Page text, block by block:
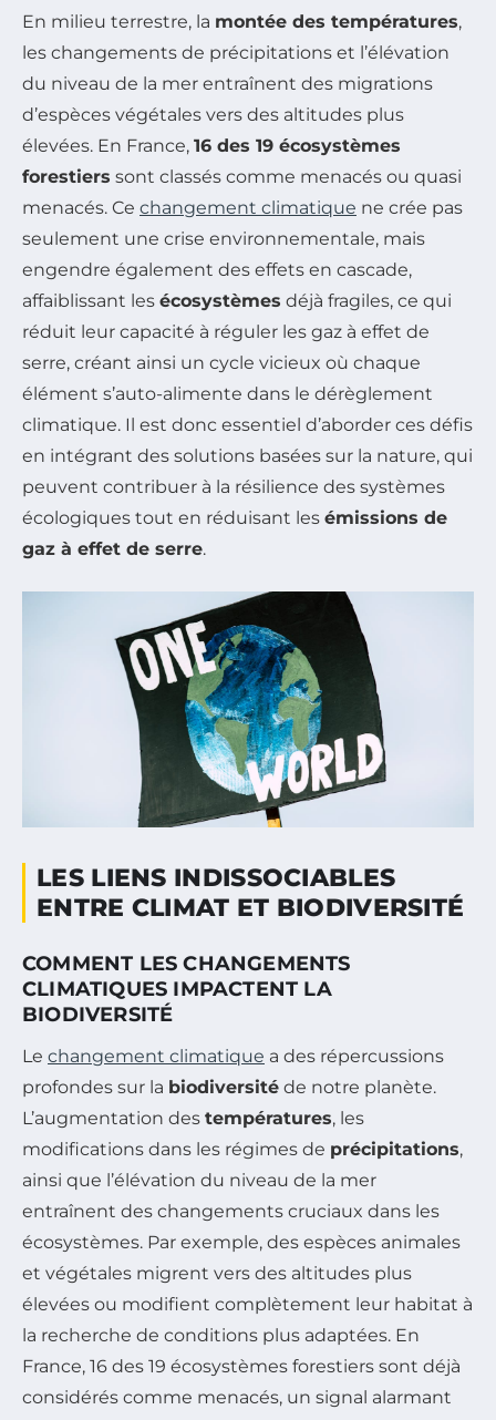
En milieu terrestre, la montée des températures,
les changements de précipitations et l’élévation
du niveau de la mer entraînent des migrations
d’espèces végétales vers des altitudes plus
élevées. En France, 16 des 19 écosystèmes
forestiers sont classés comme menacés ou quasi
menacés. Ce changement climatique ne crée pas
seulement une crise environnementale, mais
engendre également des effets en cascade,
affaiblissant les écosystèmes déjà fragiles, ce qui
réduit leur capacité à réguler les gaz à effet de
serre, créant ainsi un cycle vicieux où chaque
élément s’auto-alimente dans le dérèglement
climatique. Il est donc essentiel d’aborder ces défis
en intégrant des solutions basées sur la nature, qui
peuvent contribuer à la résilience des systèmes
écologiques tout en réduisant les émissions de
gaz à effet de serre.
LES LIENS INDISSOCIABLES
ENTRE CLIMAT ET BIODIVERSITÉ
COMMENT LES CHANGEMENTS
CLIMATIQUES IMPACTENT LA
BIODIVERSITÉ
Le changement climatique a des répercussions
profondes sur la biodiversité de notre planète.
L’augmentation des températures, les
modifications dans les régimes de précipitations,
ainsi que l’élévation du niveau de la mer
entraînent des changements cruciaux dans les
écosystèmes. Par exemple, des espèces animales
et végétales migrent vers des altitudes plus
élevées ou modifient complètement leur habitat à
la recherche de conditions plus adaptées. En
France, 16 des 19 écosystèmes forestiers sont déjà
considérés comme menacés, un signal alarmant